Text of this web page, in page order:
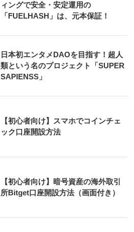
ィングで安全・安定運用の
「FUELHASH」は、元本保証！
日本初エンタメDAOを目指す！超人
類という名のプロジェクト「SUPER
SAPIENSS」
【初心者向け】スマホでコインチェ
ック口座開設方法
【初心者向け】暗号資産の海外取引
所Bitget口座開設方法（画面付き）